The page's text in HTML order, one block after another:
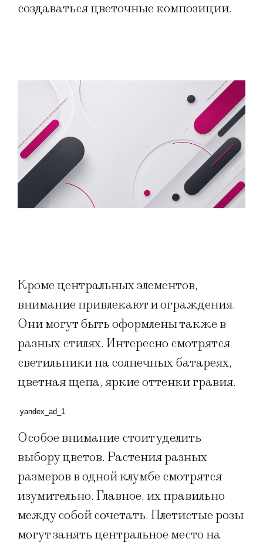
создаваться цветочные композиции.
Кроме центральных элементов,
внимание привлекают и ограждения.
Они могут быть оформлены также в
разных стилях. Интересно смотрятся
светильники на солнечных батареях,
цветная щепа, яркие оттенки гравия.
yandex_ad_1
Особое внимание стоит уделить
выбору цветов. Растения разных
размеров в одной клумбе смотрятся
изумительно. Главное, их правильно
между собой сочетать. Плетистые розы
могут занять центральное место на